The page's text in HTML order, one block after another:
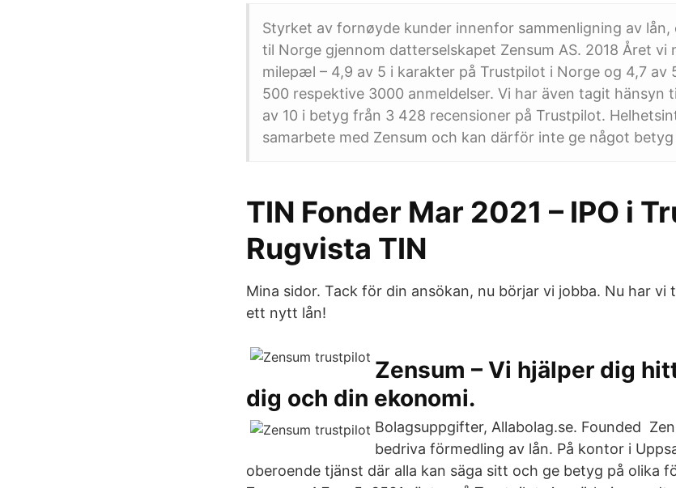
Styrket av fornøyde kunder innenfor sammenligning av lån,
til Norge gjennom datterselskapet Zensum AS. 2018 Året vi
milepæl – 4,9 av 5 i karakter på Trustpilot i Norge og 4,7 av
500 respektive 3000 anmeldelser. Vi har även tagit hänsyn
av 10 i betyg från 3 428 recensioner på Trustpilot.
samarbete med Zensum och kan därför inte ge något
TIN Fonder Mar 2021 – IPO i
Rugvista TIN
Mina sidor. Tack för din ansökan, nu börjar vi jobba. Nu har
ett nytt lån!
Zensum – Vi hjälper dig
dig och din ekonomi.
Bolagsuppgifter, Allabolag.se. Founded
bedriva förmedling av lån. På kontor i
oberoende tjänst där alla kan säga sitt och ge betyg på olika